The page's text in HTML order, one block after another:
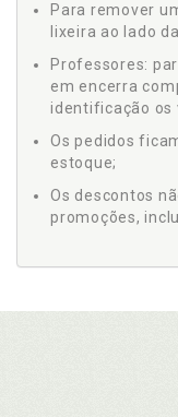
Para remover
lixeira ao lado
Professores:
em encerra
identificação os
Os pedidos
estoque;
Os descontos
promoções,